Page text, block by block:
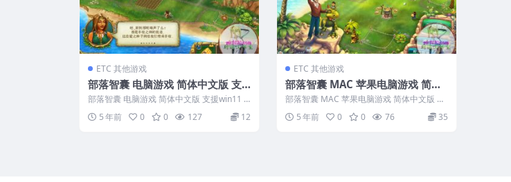
ETC 其他游戏
部落智囊 电脑游戏 简体中文版 支
援win11 win10 win7
部落智囊 电脑游戏 简体中文版 支援win11 w
5 年前 0 0 127 12
ETC 其他游戏
部落智囊 MAC 苹果电脑游戏 简体
中文版 支援10.13 10.14 10.15 11
12 适用于APPLE CPU
部落智囊 MAC 苹果电脑游戏 简体中文版 支
援10.13 10.14 10.1...
5 年前 0 0 76 35